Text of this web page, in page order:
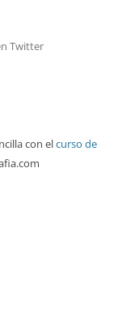
con elcurso de